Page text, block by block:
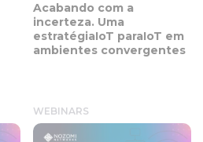
Acabando com a
incerteza. Uma
estratégiaIoT paraIoT em
ambientes convergentes
WEBINARS